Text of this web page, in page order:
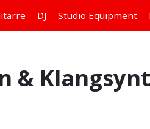
DJ Studio Equipment
&